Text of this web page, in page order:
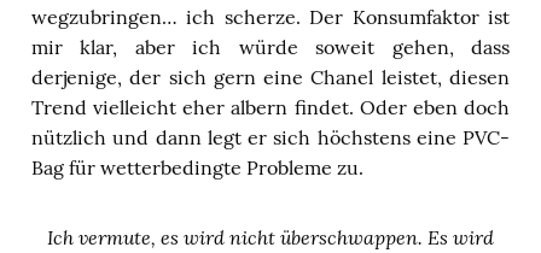
wegzubringen… ich scherze. Der Konsumfaktor ist
mir klar, aber ich würde soweit gehen, dass
derjenige, der sich gern eine Chanel leistet, diesen
Trend vielleicht eher albern findet. Oder eben doch
nützlich und dann legt er sich höchstens eine PVC-
Bag für wetterbedingte Probleme zu.
Ich vermute, es wird nicht überschwappen. Es wird